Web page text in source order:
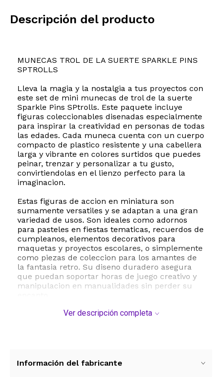
Descripción del producto
MUNECAS TROL DE LA SUERTE SPARKLE PINS
SPTROLLS
Lleva la magia y la nostalgia a tus proyectos con
este set de mini munecas de trol de la suerte
Sparkle Pins SPtrolls. Este paquete incluye
figuras coleccionables disenadas especialmente
para inspirar la creatividad en personas de todas
las edades. Cada muneca cuenta con un cuerpo
compacto de plastico resistente y una cabellera
larga y vibrante en colores surtidos que puedes
peinar, trenzar y personalizar a tu gusto,
convirtiendolas en el lienzo perfecto para la
imaginacion.
Estas figuras de accion en miniatura son
sumamente versatiles y se adaptan a una gran
variedad de usos. Son ideales como adornos
para pasteles en fiestas tematicas, recuerdos de
cumpleanos, elementos decorativos para
maquetas y proyectos escolares, o simplemente
como piezas de coleccion para los amantes de
la fantasia retro. Su diseno duradero asegura
que puedan soportar horas de juego creativo y
manipulacion en manualidades sin perder su
La seguridad es nuestra prioridad. Estas
100 gramos en total y dimensiones sumamente
Ver descripción completa
Información del fabricante